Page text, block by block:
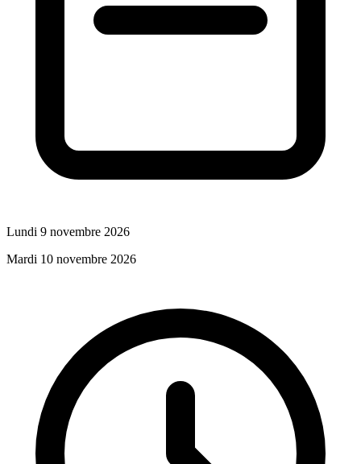
Lundi 9 novembre 2026
Mardi 10 novembre 2026